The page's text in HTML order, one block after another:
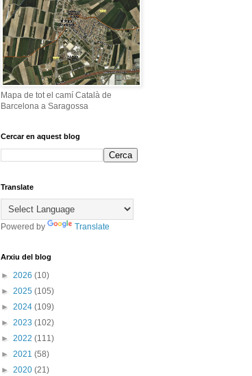
Mapa de tot el camí Català de
Barcelona a Saragossa
Cercar en aquest blog
Translate
Powered by Translate
Arxiu del blog
► 2026 (10)
► 2025 (105)
► 2024 (109)
► 2023 (102)
► 2022 (111)
► 2021 (58)
► 2020 (21)